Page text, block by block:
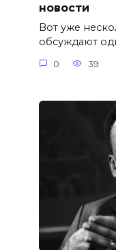
новости
Вот уже
обсуждают
0 39